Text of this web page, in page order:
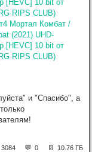
и "Спасибо", а
3084 0 10.76 ГБ